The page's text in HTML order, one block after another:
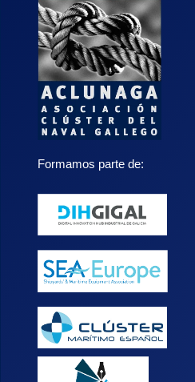
Formamos parte de: